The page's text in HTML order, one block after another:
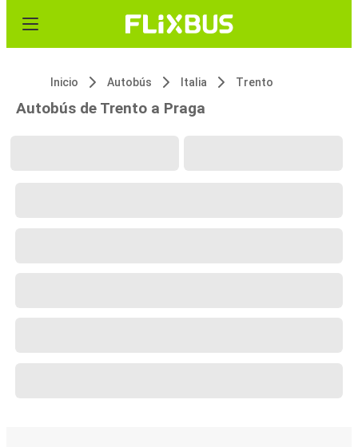
Inicio Autobús Italia Trento
Autobús de Trento a Praga